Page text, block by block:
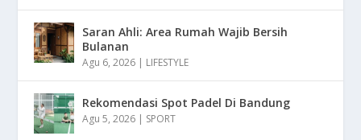
Saran Ahli: Area Rumah Wajib Bersih
Bulanan
Agu 6, 2026 | LIFESTYLE
Rekomendasi Spot Padel Di Bandung
Agu 5, 2026 | SPORT